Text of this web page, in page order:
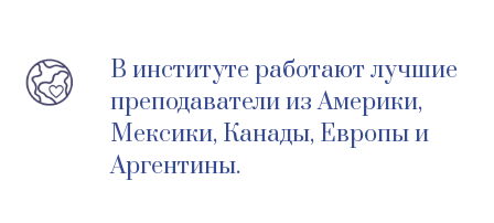
В институте работают лучшие
преподаватели из Америки,
Мексики, Канады, Европы и
Аргентины.